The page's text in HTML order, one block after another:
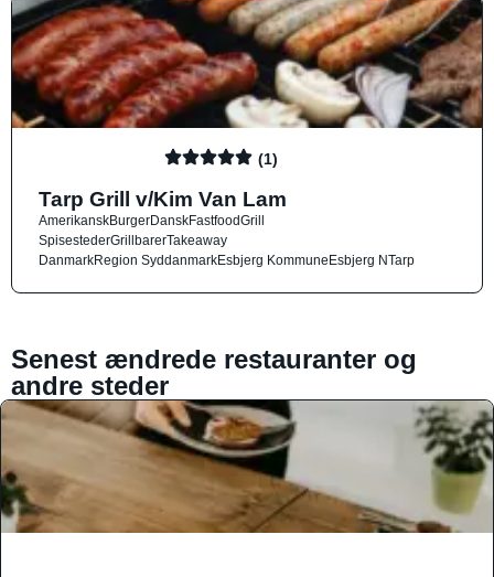
(1)
Tarp Grill v/Kim Van Lam
AmerikanskBurgerDanskFastfoodGrill
SpisestederGrillbarerTakeaway
DanmarkRegion SyddanmarkEsbjerg KommuneEsbjerg NTarp
Senest ændrede restauranter og
andre steder